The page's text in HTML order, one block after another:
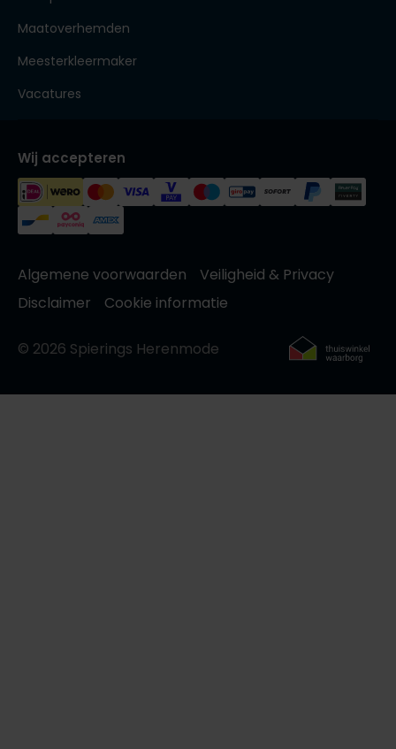
Maatoverhemden
Meesterkleermaker
Vacatures
Wij accepteren
Algemene voorwaarden
Veiligheid & Privacy
Disclaimer
Cookie informatie
© 2026 Spierings Herenmode